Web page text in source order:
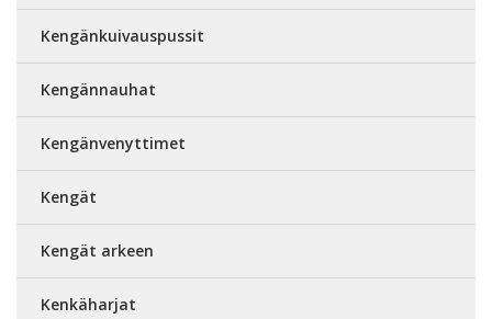
Kengänkuivauspussit
Kengännauhat
Kengänvenyttimet
Kengät
Kengät arkeen
Kenkäharjat